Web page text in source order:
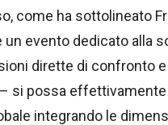
come ha sottolineato
un evento dedicato
dirette di confronto
si possa effettivamente
integrando le